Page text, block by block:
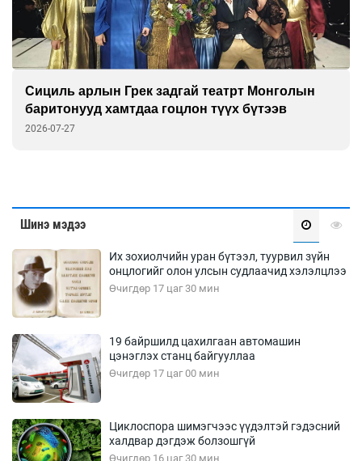
Хүннүгийн язгууртны оршуулгын цогцолборыг
ЮНЕСКО-гийн Дэлхийн өвийн жагсаалтад
бүртгэлээ
2026-07-27
Шинэ мэдээ
Их зохиолчийн уран бүтээл, туурвил зүйн
онцлогийг олон улсын судлаачид хэлэлцлээ
Өчигдөр 17 цаг 30 мин
19 байршилд цахилгаан автомашин
цэнэглэх станц байгууллаа
Өчигдөр 17 цаг 00 мин
Циклоспора шимэгчээс үүдэлтэй гэдэсний
халдвар дэгдэж болзошгүй
Өчигдөр 16 цаг 30 мин